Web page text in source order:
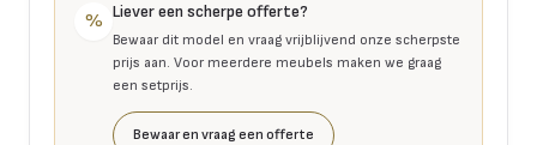
% Liever een scherpe offerte?
Bewaar dit model en vraag vrijblijvend onze scherpste
prijs aan. Voor meerdere meubels maken we graag
een setprijs.
Bewaar en vraag een offerte